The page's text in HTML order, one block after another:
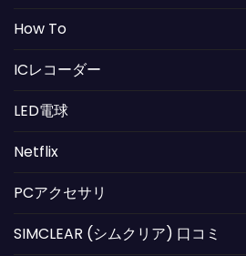
How To
ICレコーダー
LED電球
Netflix
PCアクセサリ
SIMCLEAR (シムクリア) 口コミ